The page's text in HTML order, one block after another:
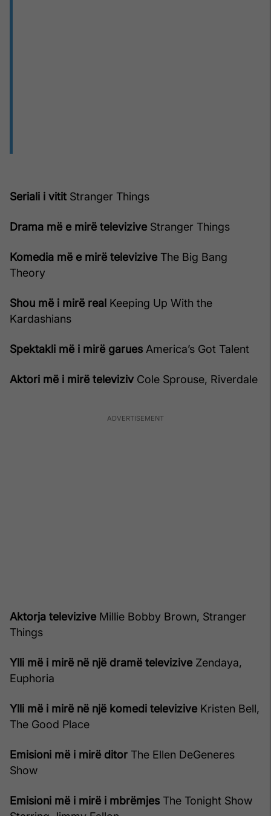
Seriali i vitit Stranger Things
Drama më e mirë televizive Stranger Things
Komedia më e mirë televizive The Big Bang
Theory
Shou më i mirë real Keeping Up With the
Kardashians
Spektakli më i mirë garues America’s Got Talent
Aktori më i mirë televiziv Cole Sprouse, Riverdale
Aktorja televizive Millie Bobby Brown, Stranger
Things
Ylli më i mirë në një dramë televizive Zendaya,
Euphoria
Ylli më i mirë në një komedi televizive Kristen Bell,
The Good Place
Emisioni më i mirë ditor The Ellen DeGeneres
Show
Emisioni më i mirë i mbrëmjes The Tonight Show